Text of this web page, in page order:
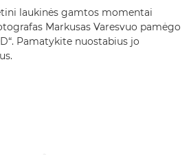
laukinės gamtos momentai
Markusas Varesvuo pamėgo
Pamatykite nuostabius jo